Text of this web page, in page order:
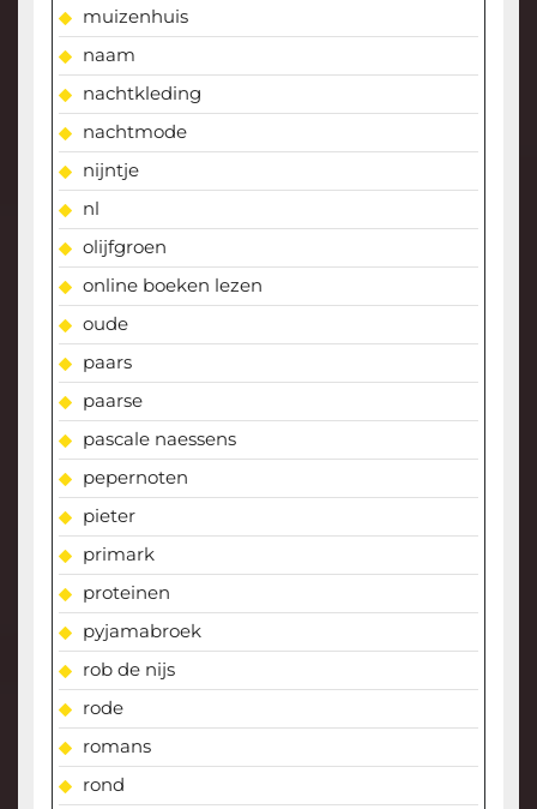
muizenhuis
naam
nachtkleding
nachtmode
nijntje
nl
olijfgroen
online boeken lezen
oude
paars
paarse
pascale naessens
pepernoten
pieter
primark
proteinen
pyjamabroek
rob de nijs
rode
romans
rond